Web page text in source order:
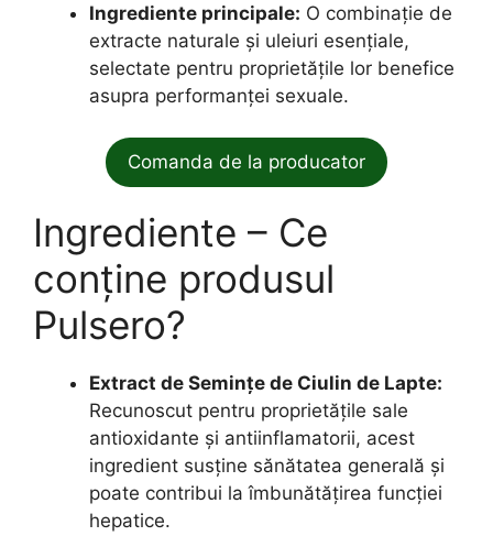
Ingrediente principale: O combinație de
extracte naturale și uleiuri esențiale,
selectate pentru proprietățile lor benefice
asupra performanței sexuale.
Comanda de la producator
Ingrediente – Ce
conține produsul
Pulsero?
Extract de Semințe de Ciulin de Lapte:
Recunoscut pentru proprietățile sale
antioxidante și antiinflamatorii, acest
ingredient susține sănătatea generală și
poate contribui la îmbunătățirea funcției
hepatice.